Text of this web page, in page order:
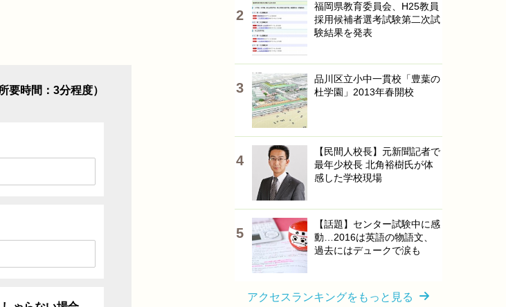
要時間：3分程度）
福岡県教育委員会、H25教員
採用候補者選考試験第二次試
験結果を発表
品川区立小中一貫校「豊葉の
杜学園」2013年春開校
【民間人校長】元新聞記者で
最年少校長 北角裕樹氏が体
感した学校現場
【話題】センター試験中に感
動…2016は英語の物語文、
過去にはデュークで涙も
アクセスランキングをもっと見る